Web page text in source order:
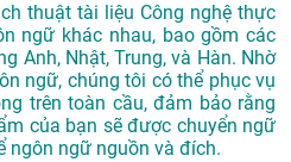
thuật tài liệu Công nghệ thực
ngữ khác nhau, bao gồm các
Anh, Nhật, Trung, và Hàn. Nhờ
ngữ, chúng tôi có thể phục vụ
trên toàn cầu, đảm bảo rằng
của bạn sẽ được chuyển ngữ
ngôn ngữ nguồn và đích.